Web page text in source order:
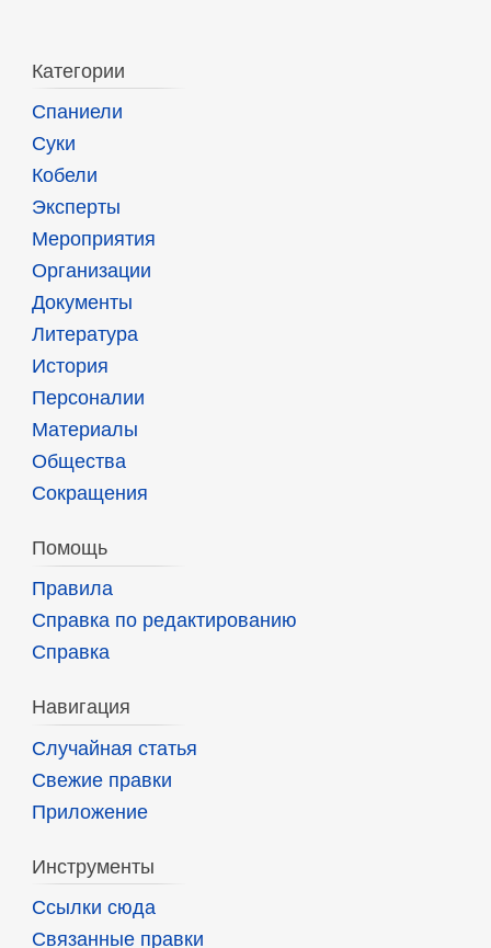
Категории
Спаниели
Суки
Кобели
Эксперты
Мероприятия
Организации
Документы
Литература
История
Персоналии
Материалы
Общества
Сокращения
Помощь
Правила
Справка по редактированию
Справка
Навигация
Случайная статья
Свежие правки
Приложение
Инструменты
Ссылки сюда
Связанные правки